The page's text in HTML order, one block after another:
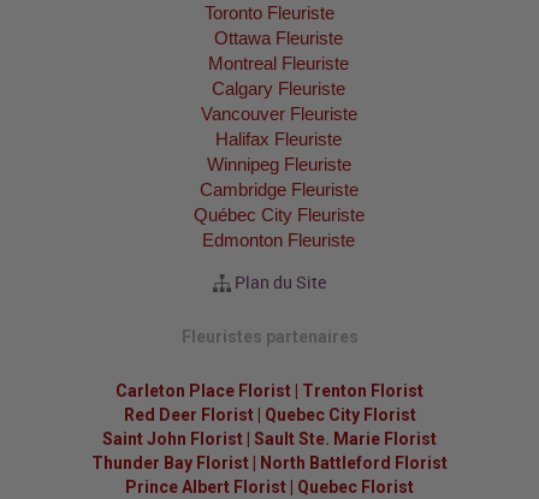
Toronto Fleuriste
Ottawa Fleuriste
Montreal Fleuriste
Calgary Fleuriste
Vancouver Fleuriste
Halifax Fleuriste
Winnipeg Fleuriste
Cambridge Fleuriste
Québec City Fleuriste
Edmonton Fleuriste
Plan du Site
Fleuristes partenaires
Carleton Place Florist | Trenton Florist
Red Deer Florist| Quebec City Florist
Saint John Florist | Sault Ste. Marie Florist
Thunder Bay Florist | North Battleford Florist
Prince Albert Florist | Quebec Florist